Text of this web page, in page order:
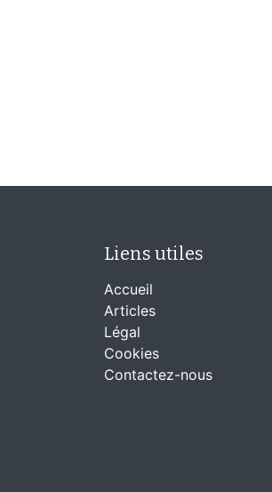
Liens utiles
Accueil
Articles
Légal
Cookies
Contactez-nous